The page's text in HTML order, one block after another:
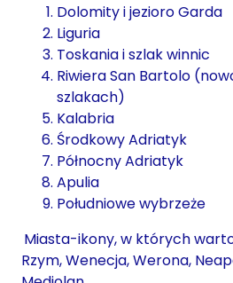
Dolomity i jezioro Garda
Liguria
Toskania i szlak winnic
Riwiera San Bartolo
szlakach)
Kalabria
Środkowy Adriatyk
Północny Adriatyk
Apulia
Południowe wybrzeże
Miasta-ikony, w których
Rzym, Wenecja, Werona,